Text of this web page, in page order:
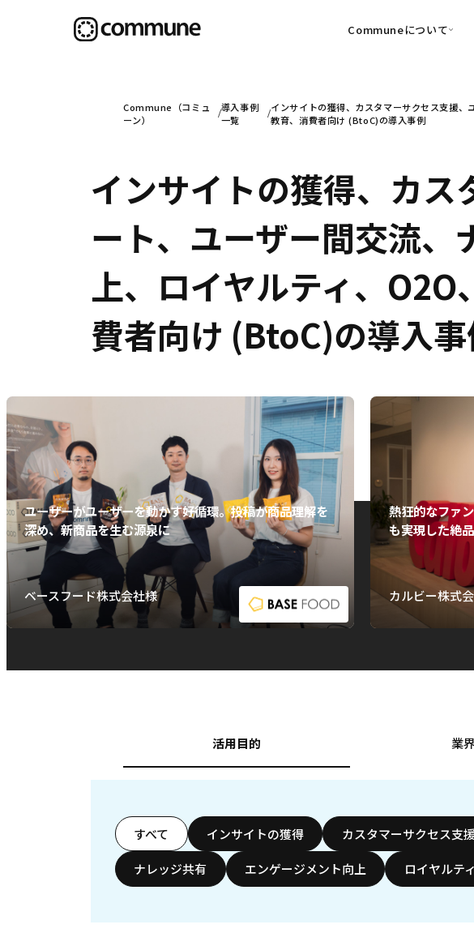
Communeについて
可視化
・Commune
信頼を醸成する信頼起点経営
SuccessHub）
・Commune for
Commune（コミュ
ーン）
導入事例
一覧
インサイトの獲得、カスタマーサクセス支援、
教育、消費者向け (BtoC)の導入事例
インサイトの獲得、カス
ート、ユーザー間交流、
上、ロイヤルティ、
費者向け (BtoC)の導入
ユーザーがユーザーを動かす好循環。投稿が商品理解を
深め、新商品を生む源泉に
ベースフード株式会社様
熱狂的なファ
も実現した絶
カルビー株式
活用目的 業界
すべて インサイトの獲得 カスタマーサクセス支援
ナレッジ共有 エンゲージメント向上 ロイヤルティ